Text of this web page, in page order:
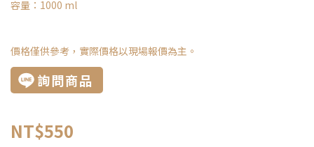
容量：1000 ml
價格僅供參考，實際價格以現場報價為主。
詢問商品
NT$550